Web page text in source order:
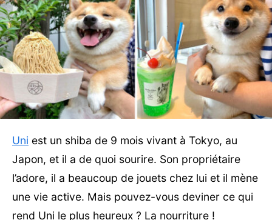
Uni est un shiba de 9 mois vivant à Tokyo, au
Japon, et il a de quoi sourire. Son propriétaire
l’adore, il a beaucoup de jouets chez lui et il mène
une vie active. Mais pouvez-vous deviner ce qui
rend Uni le plus heureux ? La nourriture !